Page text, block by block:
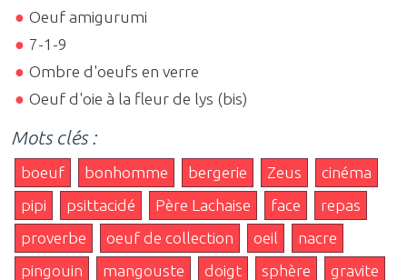
Oeuf amigurumi
7-1-9
Ombre d'oeufs en verre
Oeuf d'oie à la fleur de lys (bis)
Mots clés :
boeuf bonhomme bergerie Zeus
cinéma
pipi
psittacidé Père Lachaise face
repas
proverbe
oeuf de collection oeil
nacre
pingouin
mangouste doigt sphère
gravite